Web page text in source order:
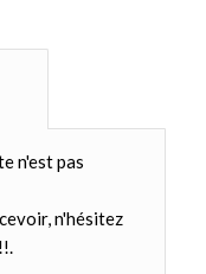
n'est pas
n'hésitez